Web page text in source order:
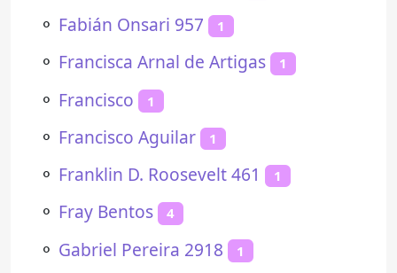
⚬ Fabián Onsari 957 1
⚬ Francisca Arnal de Artigas 1
⚬ Francisco 1
⚬ Francisco Aguilar 1
⚬ Franklin D. Roosevelt 461 1
⚬ Fray Bentos 4
⚬ Gabriel Pereira 2918 1